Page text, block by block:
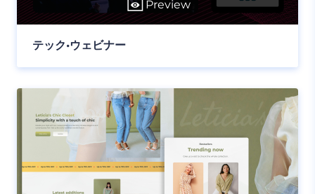
Preview
テック•ウェビナー